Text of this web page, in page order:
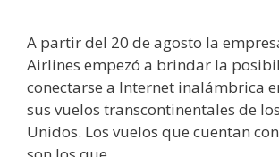
A partir del 20 de agosto la
Airlines empezó a brindar la
conectarse a Internet inalámbrica
sus vuelos transcontinentales de
Unidos. Los vuelos que cuentan